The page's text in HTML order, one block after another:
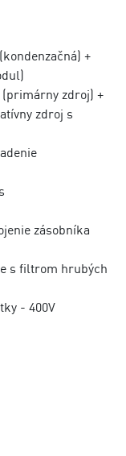
+
zdroj) +
zdroj s
zásobníka
s filtrom hrubých
- 400V